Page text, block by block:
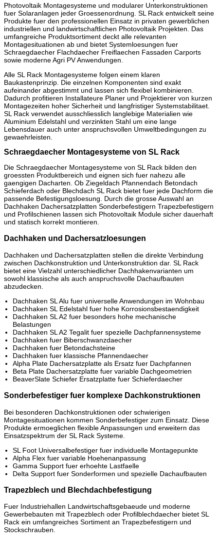
Photovoltaik Montagesysteme und modularer Unterkonstruktionen
fuer Solaranlagen jeder Groessenordnung. SL Rack entwickelt seine
Produkte fuer den professionellen Einsatz in privaten gewerblichen
industriellen und landwirtschaftlichen Photovoltaik Projekten. Das
umfangreiche Produktsortiment deckt alle relevanten
Montagesituationen ab und bietet Systemloesungen fuer
Schraegdaecher Flachdaecher Freiflaechen Fassaden Carports
sowie moderne Agri PV Anwendungen.
Alle SL Rack Montagesysteme folgen einem klaren
Baukastenprinzip. Die einzelnen Komponenten sind exakt
aufeinander abgestimmt und lassen sich flexibel kombinieren.
Dadurch profitieren Installateure Planer und Projektierer von kurzen
Montagezeiten hoher Sicherheit und langfristiger Systemstabilitaet.
SL Rack verwendet ausschliesslich langlebige Materialien wie
Aluminium Edelstahl und verzinkten Stahl um eine lange
Lebensdauer auch unter anspruchsvollen Umweltbedingungen zu
gewaehrleisten.
Schraegdaecher Montagesysteme von SL Rack
Die Schraegdaecher Montagesysteme von SL Rack bilden den
groessten Produktbereich und eignen sich fuer nahezu alle
gaengigen Dacharten. Ob Ziegeldach Pfannendach Betondach
Schieferdach oder Blechdach SL Rack bietet fuer jede Dachform die
passende Befestigungsloesung. Durch die grosse Auswahl an
Dachhaken Dachersatzplatten Sonderbefestigern Trapezbefestigern
und Profilschienen lassen sich Photovoltaik Module sicher dauerhaft
und statisch korrekt montieren.
Dachhaken und Dachersatzloesungen
Dachhaken und Dachersatzplatten stellen die direkte Verbindung
zwischen Dachkonstruktion und Unterkonstruktion dar. SL Rack
bietet eine Vielzahl unterschiedlicher Dachhakenvarianten um
sowohl klassische als auch anspruchsvolle Dachaufbauten
abzudecken.
Dachhaken SL Alu fuer universelle Anwendungen im Wohnbau
Dachhaken SL Edelstahl fuer hohe Korrosionsbestaendigkeit
Dachhaken SL A2 fuer besonders hohe mechanische
Belastungen
Dachhaken SL A2 Tegalit fuer spezielle Dachpfannensysteme
Dachhaken fuer Biberschwanzdaecher
Dachhaken fuer Betondachsteine
Dachhaken fuer klassische Pfannendaecher
Alpha Plate Dachersatzplatte als Ersatz fuer Dachpfannen
Beta Plate Dachersatzplatte fuer variable Dachgeometrien
BeaverSlate Schiefer Ersatzplatte fuer Schieferdaecher
Sonderbefestiger fuer komplexe Dachkonstruktionen
Bei besonderen Dachkonstruktionen oder schwierigen
Montagesituationen kommen Sonderbefestiger zum Einsatz. Diese
Produkte ermoeglichen flexible Anpassungen und erweitern das
Einsatzspektrum der SL Rack Systeme.
SL Foot Universalbefestiger fuer individuelle Montagepunkte
Alpha Flex fuer variable Hoehenanpassung
Gamma Support fuer erhoehte Lastfaelle
Delta Support fuer Sonderformen und spezielle Dachaufbauten
Trapezblech und Blechdachbefestigung
Fuer Industriehallen Landwirtschaftsgebaeude und moderne
Gewerbebauten mit Trapezblech oder Profilblechdaecher bietet SL
Rack ein umfangreiches Sortiment an Trapezbefestigern und
Stockschrauben.